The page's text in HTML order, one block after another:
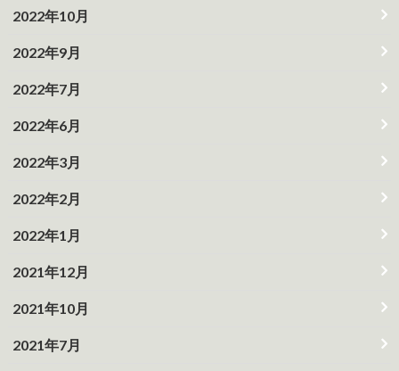
2022年10月
2022年9月
2022年7月
2022年6月
2022年3月
2022年2月
2022年1月
2021年12月
2021年10月
2021年7月